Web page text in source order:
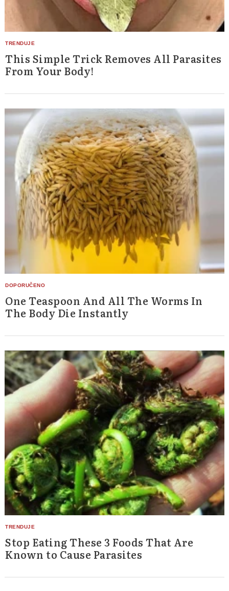
This Simple Trick Removes All Parasites
From Your Body!
One Teaspoon And All The Worms In
The Body Die Instantly
Stop Eating These 3 Foods That Are
Known to Cause Parasites
Search
for: